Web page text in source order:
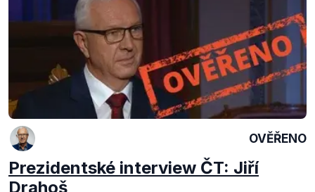
OVĚŘENO
Prezidentské interview ČT: Jiří
Drahoš